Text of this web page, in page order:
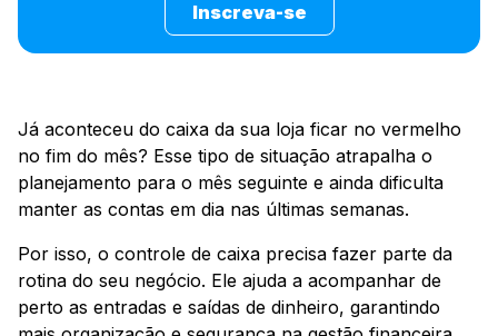
Inscreva-se
Já aconteceu do caixa da sua loja ficar no vermelho
no fim do mês? Esse tipo de situação atrapalha o
planejamento para o mês seguinte e ainda dificulta
manter as contas em dia nas últimas semanas.
Por isso, o controle de caixa precisa fazer parte da
rotina do seu negócio. Ele ajuda a acompanhar de
perto as entradas e saídas de dinheiro, garantindo